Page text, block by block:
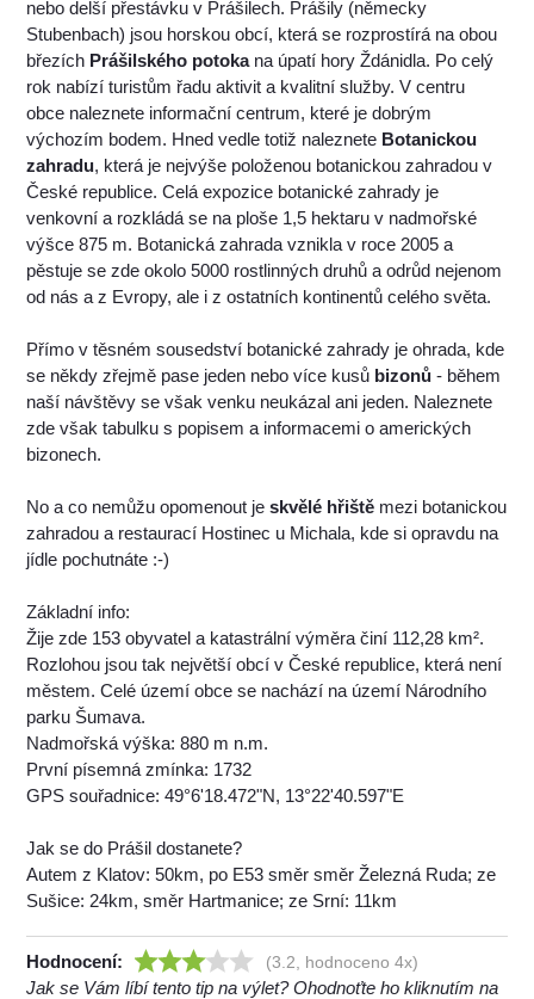
nebo delší přestávku v Prášilech. Prášily (německy
Stubenbach) jsou horskou obcí, která se rozprostírá na obou
březích Prášilského potokana úpatí hory Ždánidla. Po celý
rok nabízí turistům řadu aktivit a kvalitní služby. V centru
obce naleznete informační centrum, které je dobrým
výchozím bodem. Hned vedle totiž naleznete Botanickou
zahradu, která je nejvýše položenou botanickou zahradou v
České republice. Celá expozice botanické zahrady je
venkovní a rozkládá se na ploše 1,5 hektaru v nadmořské
výšce 875 m. Botanická zahrada vznikla v roce 2005 a
pěstuje se zde okolo 5000 rostlinných druhů a odrůd nejenom
od nás a z Evropy, ale i z ostatních kontinentů celého světa.
Přímo v těsném sousedství botanické zahrady je ohrada, kde
se někdy zřejmě pase jeden nebo více kusů bizonů - během
naší návštěvy se však venku neukázal ani jeden. Naleznete
zde však tabulku s popisem a informacemi o amerických
bizonech.
No a co nemůžu opomenout jeskvělé hřiště mezi botanickou
zahradou a restaurací Hostinec u Michala, kde si opravdu na
jídle pochutnáte :-)
Základní info:
Žije zde 153 obyvatel a katastrální výměra činí 112,28 km².
Rozlohou jsou tak největší obcí v České republice, která není
městem. Celé území obce se nachází na území Národního
parku Šumava.
Nadmořská výška: 880 m n.m.
První písemná zmínka: 1732
GPS souřadnice: 49°6'18.472"N, 13°22'40.597"E
Jak se do Prášil dostanete?
Autem z Klatov: 50km, po E53 směr směr Železná Ruda; ze
Sušice: 24km, směr Hartmanice; ze Srní: 11km
Hodnocení: (3.2, hodnoceno 4x)
Jak se Vám líbí tento tip na výlet? Ohodnoťte ho kliknutím na